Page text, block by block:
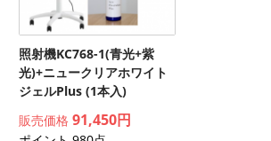
照射機KC768-1(青光+紫
光)+ニュークリアホワイト
ジェルPlus (1本入)
販売価格91,450円